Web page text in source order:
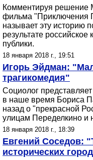
Комментируя решение
фильма "Приключения
называет эту историю
результате
публики.
18 января 2018 г., 19:51
Игорь Эйдман:
трагикомедия"
Социолог
в наше время Бориса
назад о "прекрасной
улицам Переделкино и
18 января 2018 г., 18:39
Евгений Соседов:
исторических